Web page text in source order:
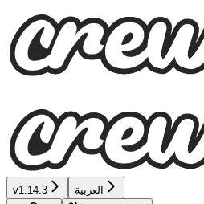
v1.14.3 العربية